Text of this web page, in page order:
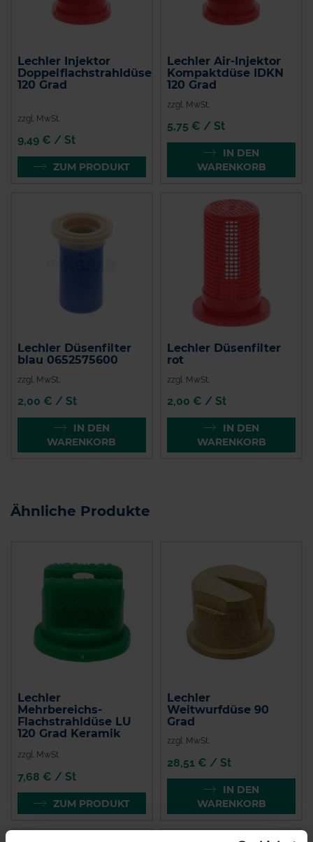
Lechler Injektor
Doppelflachstrahldüse
120 Grad
zzgl. MwSt.
9,49 € / St
ZUM PRODUKT
Lechler Air-Injektor
Kompaktdüse IDKN
120 Grad
zzgl. MwSt.
5,75 € / St
IN DEN
WARENKORB
Lechler Düsenfilter
blau 0652575600
zzgl. MwSt.
2,00 € / St
IN DEN
WARENKORB
Lechler Düsenfilter
rot
zzgl. MwSt.
2,00 € / St
IN DEN
WARENKORB
Ähnliche Produkte
Lechler
Mehrbereichs-
Flachstrahldüse LU
120 Grad Keramik
zzgl. MwSt.
7,68 € / St
ZUM PRODUKT
Lechler
Weitwurfdüse 90
Grad
zzgl. MwSt.
28,51 € / St
IN DEN
WARENKORB